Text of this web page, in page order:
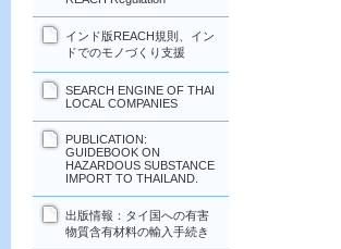
インド版REACH規則、イン
ドでのモノづくり支援
SEARCH ENGINE OF THAI
LOCAL COMPANIES
PUBLICATION:
GUIDEBOOK ON
HAZARDOUS SUBSTANCE
IMPORT TO THAILAND.
出版情報：タイ国への有害
物質含有材料の輸入手続き